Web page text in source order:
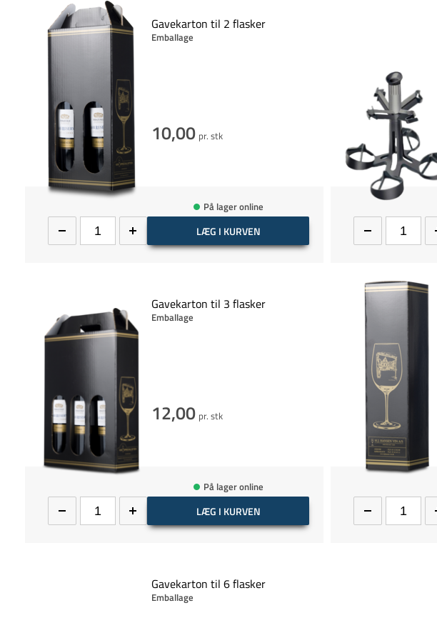
Gavekarton til 2 flasker
Emballage
10,00 pr. stk
På lager online
LÆG I KURVEN
Gavekarton til 3 flasker
Emballage
12,00 pr. stk
På lager online
LÆG I KURVEN
Gavekarton til 6 flasker
Emballage